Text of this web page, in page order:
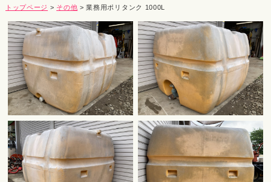
トップページ > その他 > 業務用ポリタンク 1000L